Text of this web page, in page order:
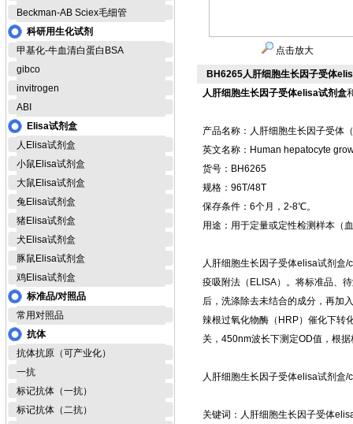
Beckman-AB Sciex毛细管
科研用生化试剂
甲基化-牛血清白蛋白BSA
gibco
invitrogen
ABI
Elisa试剂盒
人Elisa试剂盒
小鼠Elisa试剂盒
大鼠Elisa试剂盒
兔Elisa试剂盒
猪Elisa试剂盒
犬Elisa试剂盒
豚鼠Elisa试剂盒
鸡Elisa试剂盒
标准品/对照品
常用对照品
抗体
抗体抗原（可产业化）
一抗
标记抗体（一抗）
标记抗体（二抗）
点击放大
BH6265人肝细胞生长因子受体
人肝细胞生长因子受体elisa试剂盒
产品名称：人肝细胞生长因子受体
英文名称：Human hepatocyte
货号：BH6265
规格：96T/48T
保存条件：6个月，2-8℃。
用途：用于定量或定性检测样本（
人肝细胞生长因子受体elisa试剂盒
疫吸附法（ELISA）。将标准品、
后，洗涤除去未结合的成分，再加
辣根过氧化物酶（HRP）催化下转
关，450nm波长下测定OD值，根
人肝细胞生长因子受体elisa试剂盒
关键词：人肝细胞生长因子受体